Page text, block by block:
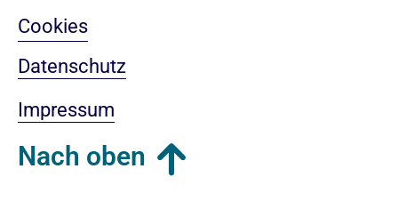
Cookies
Datenschutz
Impressum
Nach oben